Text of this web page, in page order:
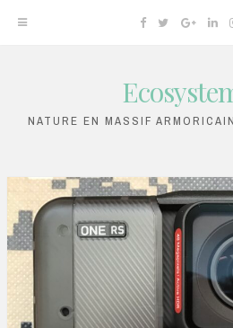
Facebook
TwitterGoogle
NATURE EN MASSIF